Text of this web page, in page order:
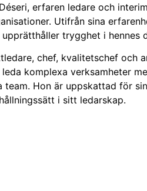
erfaren ledare och
Utifrån sina
trygghet i hennes
chef, kvalitetschef och
komplexa verksamheter
Hon är uppskattad för
i sitt ledarskap.